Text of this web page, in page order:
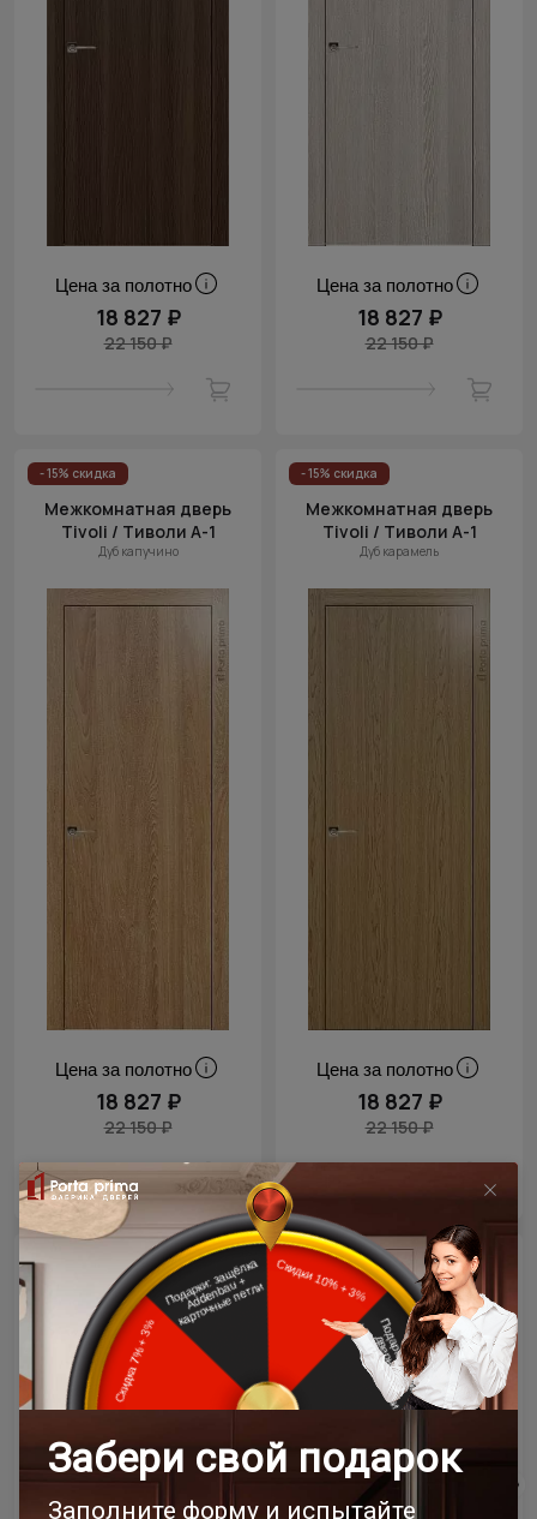
Цена за полотно
18 827 ₽
22 150 ₽
Цена за полотно
18 827 ₽
22 150 ₽
- 15% скидка
Межкомнатная дверь
Tivoli / Тиволи А-1
Дуб капучино
Цена за полотно
18 827 ₽
22 150 ₽
- 15% скидка
Межкомнатная дверь
Tivoli / Тиволи А-1
Дуб карамель
Цена за полотно
18 827 ₽
22 150 ₽
Межкомнатная дверь
Tivoli / Тиволи А-1
Венге Нуар
- 15% скидка
Межкомнатная дверь
Tivoli / Тиволи А-1
Дуб антик